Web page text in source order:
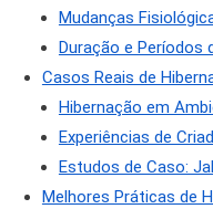
Mudanças
Duração e Períodos
Casos Reais de
Hibernação em
Experiências de
Estudos de Caso:
Melhores Práticas de